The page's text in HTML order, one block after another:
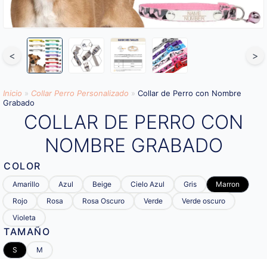
< >
Inicio » Collar Perro Personalizado » Collar de Perro con Nombre
Grabado
COLLAR DE PERRO CON
NOMBRE GRABADO
COLOR
Amarillo Azul Beige Cielo Azul Gris
Marron
Rojo
Rosa Rosa Oscuro Verde
Verde oscuro
Violeta
TAMAÑO
S M